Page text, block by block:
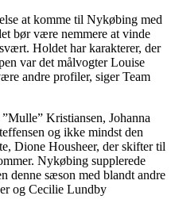
at komme til Nykøbing med
bør være nemmere at vinde
Holdet har karakterer, der
var det målvogter Louise
andre profiler, siger Team
Kristiansen, Johanna
og ikke mindst den
Dione Housheer, der skifter til
Nykøbing supplerede
denne sæson med blandt andre
og Cecilie Lundby